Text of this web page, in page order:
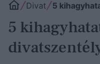
Divat 5
5